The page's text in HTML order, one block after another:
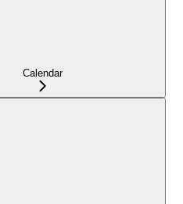
Calendar